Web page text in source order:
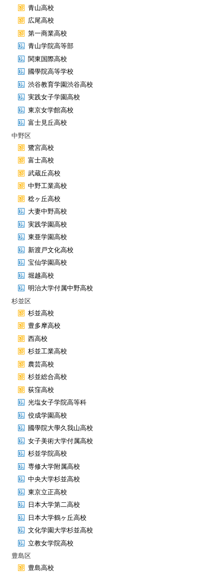
青山高校
広尾高校
第一商業高校
青山学院高等部
関東国際高校
國學院高等学校
渋谷教育学園渋谷高校
実践女子学園高校
東京女学館高校
富士見丘高校
中野区
鷺宮高校
富士高校
武蔵丘高校
中野工業高校
稔ヶ丘高校
大妻中野高校
実践学園高校
東亜学園高校
新渡戸文化高校
宝仙学園高校
堀越高校
明治大学付属中野高校
杉並区
杉並高校
豊多摩高校
西高校
杉並工業高校
農芸高校
杉並総合高校
荻窪高校
光塩女子学院高等科
佼成学園高校
國學院大學久我山高校
女子美術大学付属高校
杉並学院高校
専修大学附属高校
中央大学杉並高校
東京立正高校
日本大学第二高校
日本大学鶴ヶ丘高校
文化学園大学杉並高校
立教女学院高校
豊島区
豊島高校